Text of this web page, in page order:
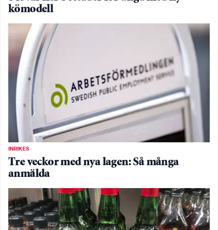
kömodell
INRIKES
Tre veckor med nya lagen: Så många
anmälda